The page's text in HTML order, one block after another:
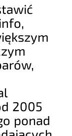
2005
ponad